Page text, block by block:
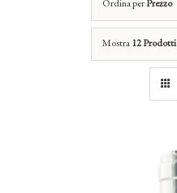
Ordina per Prezzo
Mostra 12 Prodotti